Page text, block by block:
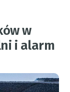
w
i alarm